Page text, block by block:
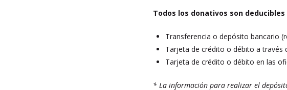
Todos los donativos son
Transferencia o depósito bancario
Tarjeta de crédito o débito a través
Tarjeta de crédito o débito en las
* La información para realizar el